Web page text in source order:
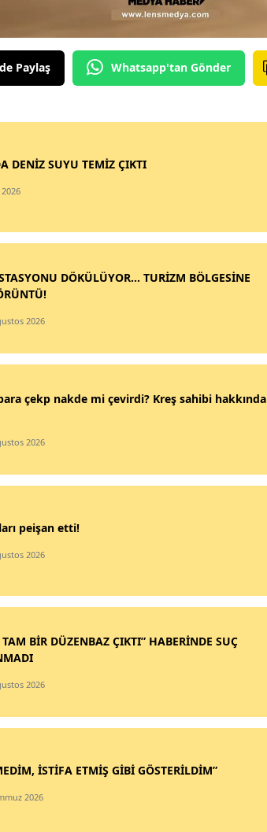
Paylaş Whatsapp'tan Gönder
DENİZ SUYU TEMİZ ÇIKTI
DÖKÜLÜYOR... TURİZM BÖLGESİNE
2026
çekp nakde mi çevirdi? Kreş sahibi hakkında
2026
peişan etti!
2026
BİR DÜZENBAZ ÇIKTI” HABERİNDE SUÇ
2026
İSTİFA ETMİŞ GİBİ GÖSTERİLDİM”
2026